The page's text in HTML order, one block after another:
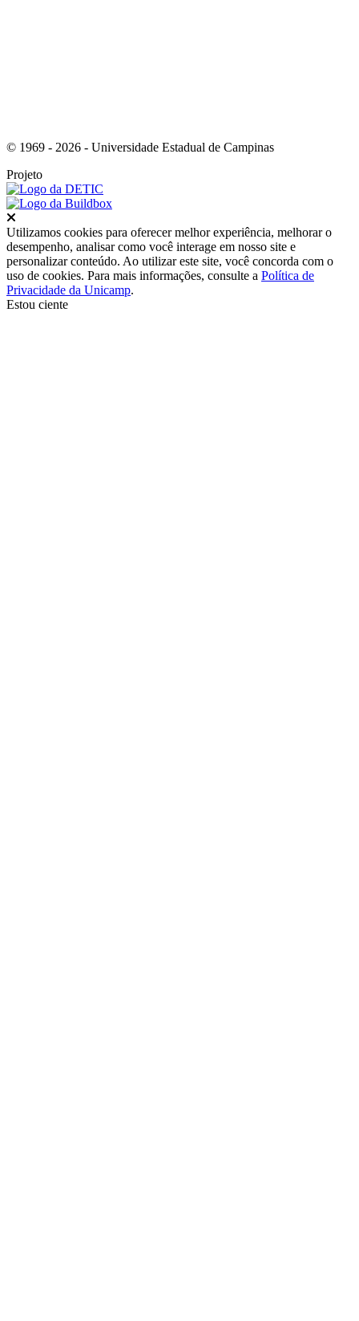
© 1969 - 2026 - Universidade Estadual de Campinas
Projeto
Utilizamos cookies para oferecer melhor experiência, melhorar o
desempenho, analisar como você interage em nosso site e
personalizar conteúdo. Ao utilizar este site, você concorda com o
uso de cookies. Para mais informações, consulte a Política de
Privacidade da Unicamp.
Estou ciente